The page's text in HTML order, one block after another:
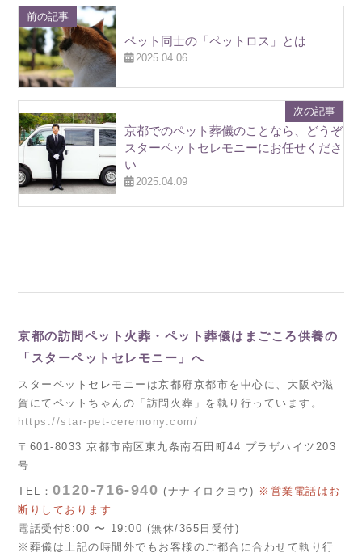
前の記事
ペット同士の「ペットロス」とは
2025.04.06
次の記事
京都でのペット葬儀のことなら、どうぞ
スターペットセレモニーにお任せくださ
い
2025.04.09
京都の訪問ペット火葬・ペット葬儀はまごころ供養の
「スターペットセレモニー」へ
スターペットセレモニーは京都府京都市を中心に、大阪や滋
賀にてペットちゃんの「訪問火葬」を執り行っています。
https://star-pet-ceremony.com/
〒601-8033 京都市南区東九条南石田町44 プラザハイツ203
号
TEL：0120-716-940 (ナナイロクヨウ) ※営業電話はお
断りしております
電話受付8:00 〜 19:00 (無休/365日受付)
※葬儀は上記の時間外でもお客様のご都合に合わせて執り行